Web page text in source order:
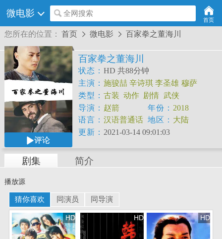
微电影 全网搜索
首页
您所在的位置： 首页  微电影  百家拳之董海川
评论
百家拳之董海川
状态： HD 共88分钟
主演： 施骏喆 辛诗琪 李圣雄 穆萨
类型： 古装 动作 剧情 武侠
导演： 赵箭 年份： 2018
语言： 汉语普通话 地区： 大陆
更新： 2021-03-14 09:01:03
剧集 简介
播放源
猜你喜欢 同演员 同导演
HD HD HD